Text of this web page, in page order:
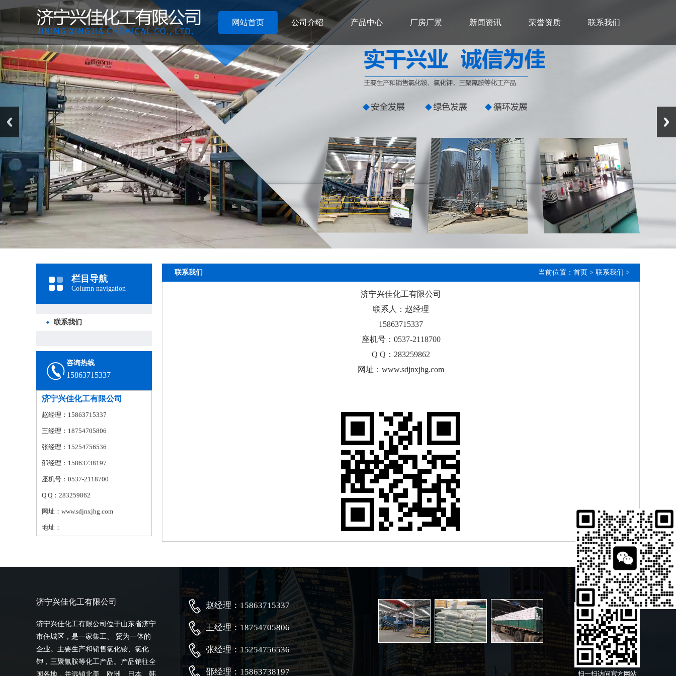
网站首页 公司介绍 产品中心 厂房厂景 新闻资讯 荣誉资质 联系我们
栏目导航
Column navigation
联系我们
咨询热线
15863715337
济宁兴佳化工有限公司
赵经理：15863715337
王经理：18754705806
张经理：15254756536
邵经理：15863738197
座机号：0537-2118700
Q Q：283259862
网址：www.sdjnxjhg.com
地址：
当前位置： 首页 > 联系我们 >
联系我们
济宁兴佳化工有限公司
联系人：赵经理
15863715337
座机号：0537-2118700
Q Q：283259862
网址：www.sdjnxjhg.com
济宁兴佳化工有限公司
济宁兴佳化工有限公司位于山东省济宁
市任城区，是一家集工、 贸为一体的
企业。主要生产和销售氯化铵、氯化
钾，三聚氰胺等化工产品。产品销往全
国各地，并远销北美、欧洲、日本、韩
赵经理：15863715337
王经理：18754705806
张经理：15254756536
邵经理：15863738197 扫一扫访问官方网站